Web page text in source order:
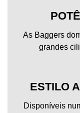
As Baggers
grandes
ESTILO
Disponíveis